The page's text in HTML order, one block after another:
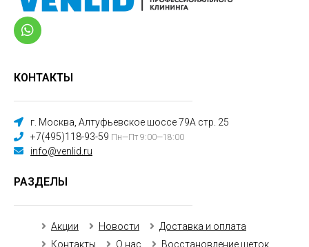
КОНТАКТЫ
г. Москва, Алтуфьевское шоссе 79А стр. 25
+7(495)118-93-59 Пн—Пт 9:00—18:00
info@venlid.ru
РАЗДЕЛЫ
Акции Новости
Доставка и оплата
Контакты
О нас Восстановление щеток